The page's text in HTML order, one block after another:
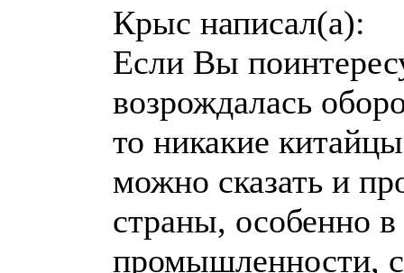
Крыс написал(а):
Если Вы
возрождалась
то никакие
можно сказать и
страны, особенно
промышленности,